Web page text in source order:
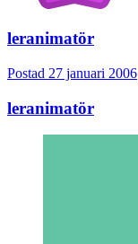
leranimatör
Postad 27 januari 2006
leranimatör